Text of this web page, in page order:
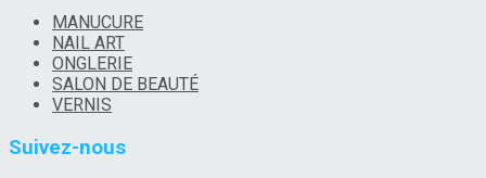
MANUCURE
NAIL ART
ONGLERIE
SALON DE BEAUTÉ
VERNIS
Suivez-nous